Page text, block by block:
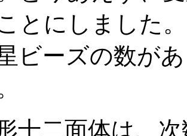
とにしました
ビーズの数が
十二面体は、次